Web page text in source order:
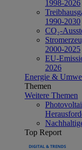
1998-2026
1990-2030
CO₂-
2000-2025
EU-
2026
Energie &
Themen
Weitere Themen
Top Report